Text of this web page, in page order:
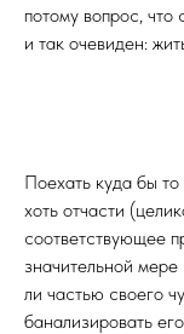
потому вопрос, что
и так очевиден:
Поехать куда бы
хоть отчасти
соответствующее
значительной
ли частью своего
банализировать